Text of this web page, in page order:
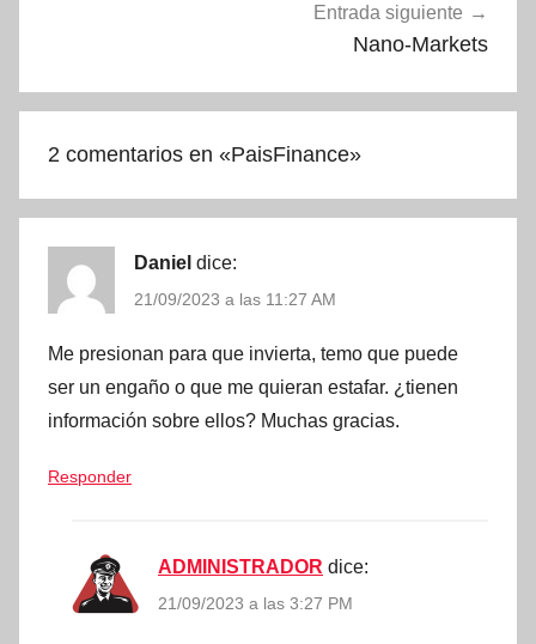
Entrada siguiente
Nano-Markets
2 comentarios en «PaisFinance»
Daniel dice:
21/09/2023 a las 11:27 AM
Me presionan para que invierta, temo que puede
ser un engaño o que me quieran estafar. ¿tienen
información sobre ellos? Muchas gracias.
Responder
ADMINISTRADOR dice:
21/09/2023 a las 3:27 PM